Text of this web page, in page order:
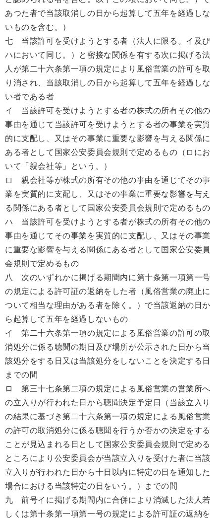
あつた者で当該取消しの日から起算して五年を経過しな
いものを含む。）
七 当該許可を受けようとする者（法人に限る。イ及び
ハにおいて同じ。）と密接な関係を有する次に掲げる法
人が第二十六条第一項の規定により風俗営業の許可を取
り消され、当該取消しの日から起算して五年を経過しな
い者である者
イ 当該許可を受けようとする者の株式の所有その他の
事由を通じて当該許可を受けようとする者の事業を実質
的に支配し、又はその事業に重要な影響を与える関係に
ある者として国家公安委員会規則で定めるもの（ロにお
いて「親会社等」という。）
ロ 親会社等が株式の所有その他の事由を通じてその事
業を実質的に支配し、又はその事業に重要な影響を与え
る関係にある者として国家公安委員会規則で定めるもの
ハ 当該許可を受けようとする者が株式の所有その他の
事由を通じてその事業を実質的に支配し、又はその事業
に重要な影響を与える関係にある者として国家公安委員
会規則で定めるもの
八 次のいずれかに掲げる期間内に第十条第一項第一号
の規定による許可証の返納をした者（風俗営業の廃止に
ついて相当な理由がある者を除く。）で当該返納の日か
ら起算して五年を経過しないもの
イ 第二十六条第一項の規定による風俗営業の許可の取
消処分に係る聴聞の期日及び場所が公示された日から当
該処分をする日又は当該処分をしないことを決定する日
までの間
ロ 第三十七条第二項の規定による風俗営業の営業所へ
の立入りが行われた日から聴聞決定予定日（当該立入り
の結果に基づき第二十六条第一項の規定による風俗営業
の許可の取消処分に係る聴聞を行うか否かの決定をする
ことが見込まれる日として国家公安委員会規則で定める
ところにより公安委員会が当該立入りを受けた者に当該
立入りが行われた日から十日以内に特定の日を通知した
場合における当該特定の日をいう。）までの間
九 前号イに掲げる期間内に合併により消滅した法人若
しくは第十条第一項第一号の規定による許可証の返納を